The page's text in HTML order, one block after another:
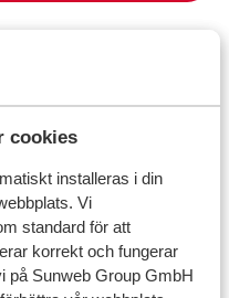
cookies
installeras i din
Vi
standard för att
korrekt och fungerar
på Sunweb Group GmbH
karta